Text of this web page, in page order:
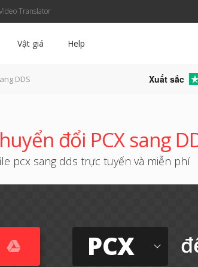
Translator
Vật giá Help
DDS Xuất sắc
đổi PCX sang
pcx sang dds trực tuyến và miễn phí
PCX